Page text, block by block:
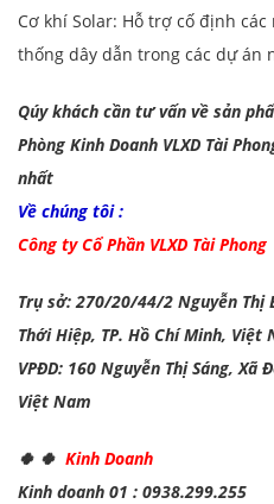
Cơ khí Solar: Hỗ trợ cố định
thống dây dẫn trong các dự án
Qúy khách cần tư vấn về sản
Phòng Kinh Doanh VLXD Tài
nhất
Về chúng tôi :
Công ty Cổ Phần VLXD Tài Phong
Trụ sở: 270/20/44/2 Nguyễn Thị
Thới Hiệp, TP. Hồ Chí Minh, Việt
VPĐD: 160 Nguyễn Thị Sáng, Xã
Việt Nam
🍀 🍀 Kinh Doanh
Kinh doanh 01 : 0938.299.255